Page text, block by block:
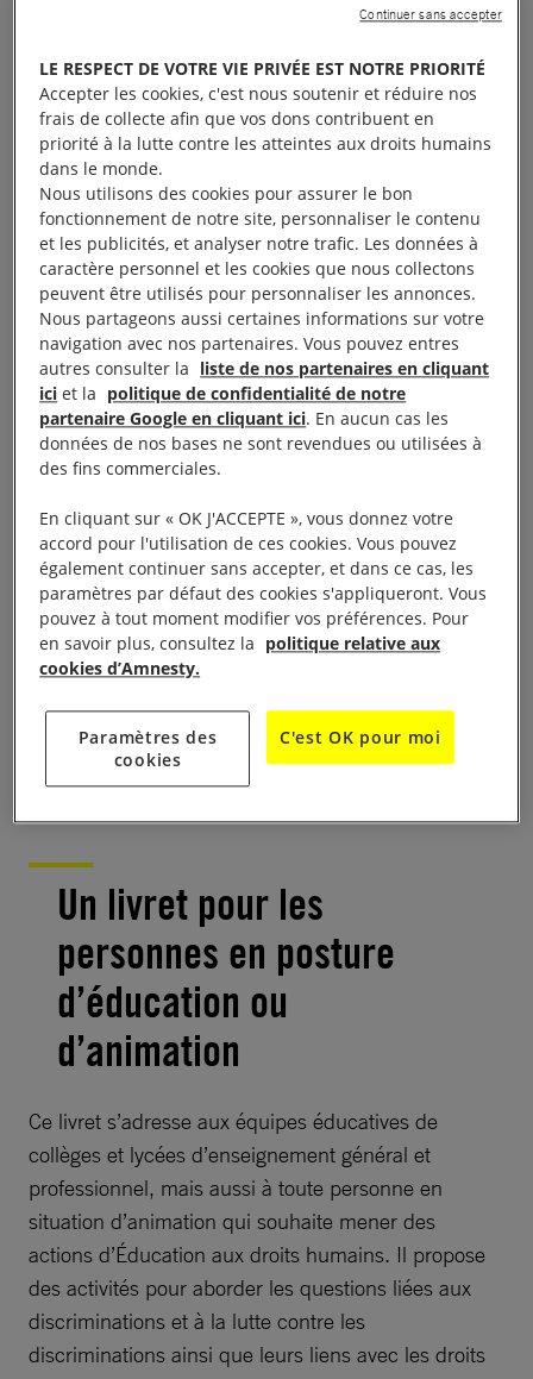
Les droits humains et les
discriminations
Ne pas subir de discrimination est un droit
fondamental qu’Amnesty International s’efforce de
faire respecter. De nombreuses déclarations ou
conventions internationales, à commencer par la
Déclaration universelle des droits de l’homme,
condamnent toutes les formes de discriminations.
Néanmoins, un grand nombre d’individus se
trouvent stigmatisés et exclus de la société
d’aujourd’hui, comme les personnes LGBTI+, les
personnes réfugiées et migrantes ou les personnes
appartenant à des minorités ethniques.
Il apparaît donc indispensable de continuer à
sensibiliser les personnes autour de ce grand sujet
grâce à des activités d’Éducation aux droits
humains. L’Éducation aux droits humains est en
effet un outil puissant pour déconstruire les
stéréotypes, combattre les préjugés, être capable
d’identifier les discriminations, et rechercher des
solutions collectivement.
Un livret pour les
personnes en posture
d’éducation ou
d’animation
Ce livret s’adresse aux équipes éducatives de
collèges et lycées d’enseignement général et
professionnel, mais aussi à toute personne en
situation d’animation qui souhaite mener des
actions d’Éducation aux droits humains. Il propose
des activités pour aborder les questions liées aux
discriminations et à la lutte contre les
discriminations ainsi que leurs liens avec les droits
LE RESPECT DE VOTRE VIE PRIVÉE EST NOTRE PRIORITÉ
Accepter les cookies, c'est nous soutenir et réduire nos
frais de collecte afin que vos dons contribuent en
priorité à la lutte contre les atteintes aux droits humains
dans le monde.
Nous utilisons des cookies pour assurer le bon
fonctionnement de notre site, personnaliser le contenu
et les publicités, et analyser notre trafic. Les données à
caractère personnel et les cookies que nous collectons
peuvent être utilisés pour personnaliser les annonces.
Nous partageons aussi certaines informations sur votre
navigation avec nos partenaires. Vous pouvez entres
autres consulter la liste de nos partenaires en cliquant
ici et la politique de confidentialité de notre
partenaire Google en cliquant ici. En aucun cas les
données de nos bases ne sont revendues ou utilisées à
des fins commerciales.
En cliquant sur « OK J'ACCEPTE », vous donnez votre
accord pour l'utilisation de ces cookies. Vous pouvez
également continuer sans accepter, et dans ce cas, les
paramètres par défaut des cookies s'appliqueront. Vous
pouvez à tout moment modifier vos préférences. Pour
en savoir plus, consultez la politique relative aux
cookies d’Amnesty.
Paramètres des
cookies
C'est OK pour moi
Continuer sans accepter